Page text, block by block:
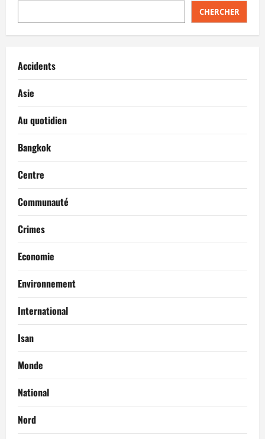
CHERCHER
Accidents
Asie
Au quotidien
Bangkok
Centre
Communauté
Crimes
Economie
Environnement
International
Isan
Monde
National
Nord